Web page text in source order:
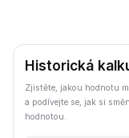
Historická
Zjistěte, jakou hodnotu
a podívejte se, jak si
hodnotou.